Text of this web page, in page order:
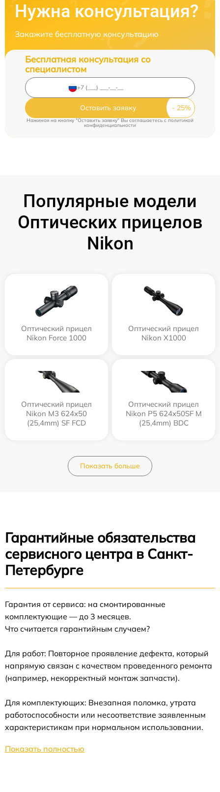
Нужна консультация?
Закажите бесплатную консультацию
Бесплатная консультация со
специалистом
Оставить заявку
Нажимая на кнопку "Оставить заявку" Вы соглашаетесь cполитикой
конфиденциальности
Популярные модели
Оптических прицелов
Nikon
Оптический прицел
Nikon Force 1000
Оптический прицел
Nikon X1000
Оптический прицел
Nikon M3 624x50
(25,4mm) SF FCD
Оптический прицел
Nikon P5 624x50SF M
(25,4mm) BDC
Показать больше
Гарантийные обязательства
сервисного центра в Санкт-
Петербурге
Гарантия от сервиса: на смонтированные
комплектующие — до 3 месяцев.
Что считается гарантийным случаем?
Для работ: Повторное проявление дефекта, который
напрямую связан с качеством проведенного ремонта
(например, некорректный монтаж запчасти).
Для комплектующих: Внезапная поломка, утрата
работоспособности или несоответствие заявленным
характеристикам при нормальном использовании.
Показать полностью